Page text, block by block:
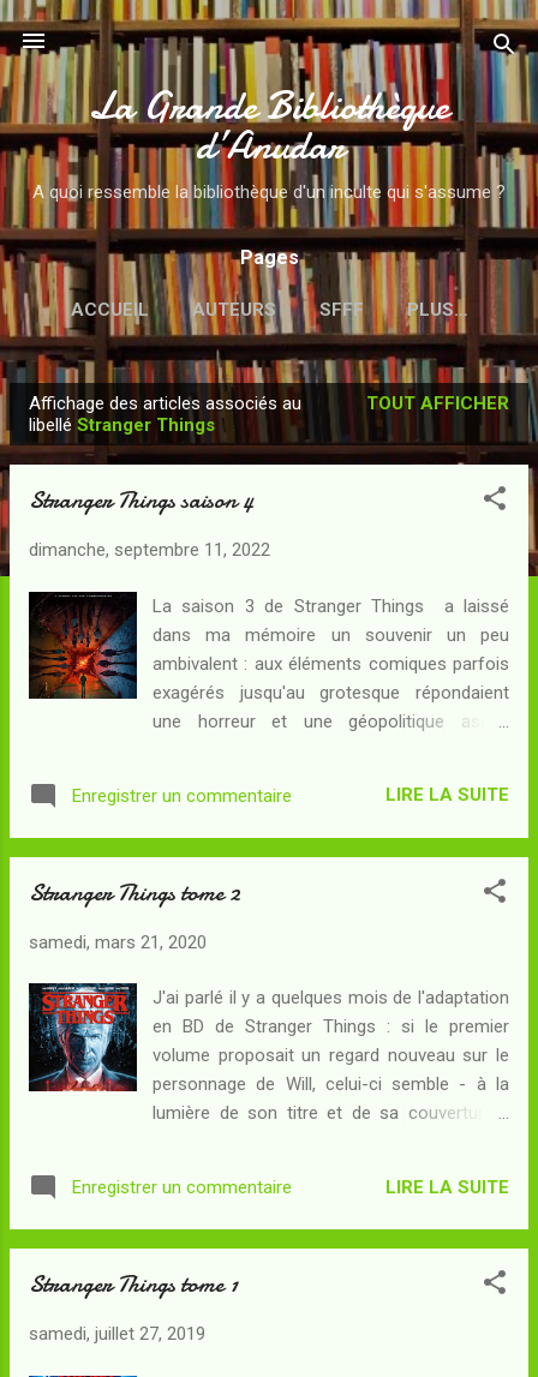
Accéder au contenu principal
La Grande Bibliothèque
d’Anudar
A quoi ressemble la bibliothèque d'un inculte qui s'assume ?
Pages
ACCUEIL AUTEURS SFFF PLUS…
r
Affichage des articles associés au
libellé Stranger Things
TOUT AFFICHER
Stranger Things saison 4
dimanche, septembre 11, 2022
La saison 3 de Stranger Things a laissé
dans ma mémoire un souvenir un peu
ambivalent : aux éléments comiques parfois
exagérés jusqu'au grotesque répondaient
une horreur et une géopolitique assez
(déjà) je me rends compte que je n'écrirais
peut-être pas une chronique aussi
à coronavirus n'a pas interdit aux créateurs
celle-ci a été diffusée selon un mode
épisodes finaux étant d'une longueur
inhabituelle... Résumé : La Bande n'a pas
éclaté, mais ses membres s'éloignent les
uns des autres... Will et Eleven ont migré vers
la Californie en compagnie de Joyce et de
Hellfire Club des joueurs de D&D du lycée
Enregistrer un commentaire LIRE LA SUITE
Stranger Things tome 2
samedi, mars 21, 2020
J'ai parlé il y a quelques mois de l'adaptation
en BD de Stranger Things : si le premier
volume proposait un regard nouveau sur le
personnage de Will, celui-ci semble - à la
lumière de son titre et de sa couverture -
possède un don de précognition et sa
famille le sait depuis le jour où elle a permis
fait son malheur : il incite ses parents à lui
loterie nationale - jusqu'à obtention d'un gain
Enregistrer un commentaire LIRE LA SUITE
Stranger Things tome 1
samedi, juillet 27, 2019